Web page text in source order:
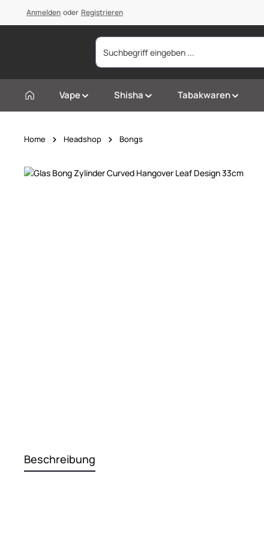
Zur Hauptnavigation springen
Anmelden oder Registrieren
Vape Shisha Tabakwaren
Home Headshop Bongs
Bildergalerie überspringen
Beschreibung